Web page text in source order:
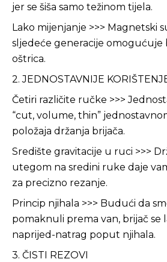
jer se šiša samo težinom tijela.
Lako mijenjanje >>> Magnetski
sljedeće generacije
oštrica.
2. JEDNOSTAVNIJE
Četiri različite ručke >>>
“cut, volume, thin”
položaja držanja brijača.
Središte gravitacije u ruci >>>
utegom na sredini ruke daje
za precizno rezanje.
Princip njihala >>> Budući da
pomaknuli prema van, brijač se
naprijed-natrag poput njihala.
3. ČISTI REZOVI